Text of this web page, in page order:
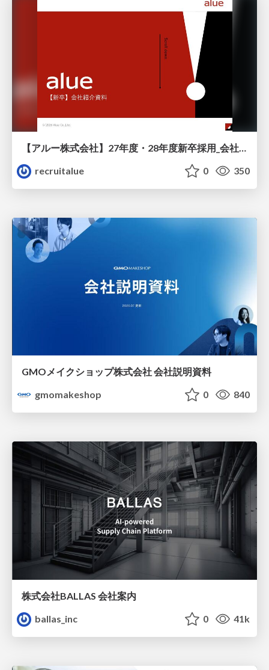
【アルー株式会社】27年度・28年度新卒採用_会社説明資料
recruitalue
0 350
GMOメイクショップ株式会社 会社説明資料
gmomakeshop
0 840
株式会社BALLAS 会社案内
ballas_inc
0 41k